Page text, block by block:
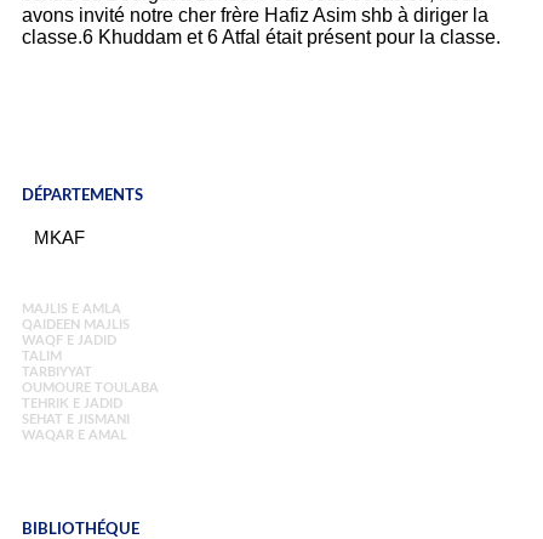
avons invité notre cher frère Hafiz Asim shb à diriger la
classe.6 Khuddam et 6 Atfal était présent pour la classe.
DÉPARTEMENTS​
MKAF
MAJLIS E AMLA
QAIDEEN MAJLIS
WAQF E JADID
TALIM
TARBIYYAT
OUMOURE TOULABA
TEHRIK E JADID
SEHAT E JISMANI
WAQAR E AMAL
BIBLIOTHÉQUE